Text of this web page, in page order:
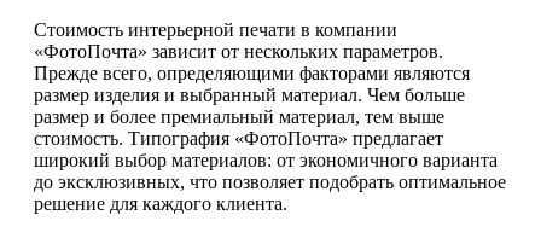
Стоимость интерьерной печати в компании
«ФотоПочта» зависит от нескольких параметров.
Прежде всего, определяющими факторами являются
размер изделия и выбранный материал. Чем больше
размер и более премиальный материал, тем выше
стоимость. Типография «ФотоПочта» предлагает
широкий выбор материалов: от экономичного варианта
до эксклюзивных, что позволяет подобрать оптимальное
решение для каждого клиента.